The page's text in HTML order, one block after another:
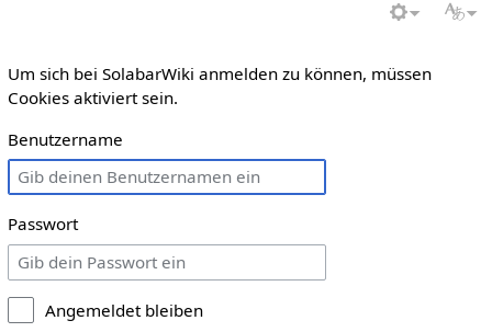
Um sich bei SolabarWiki anmelden zu können, müssen
Cookies aktiviert sein.
Benutzername
Passwort
Angemeldet bleiben